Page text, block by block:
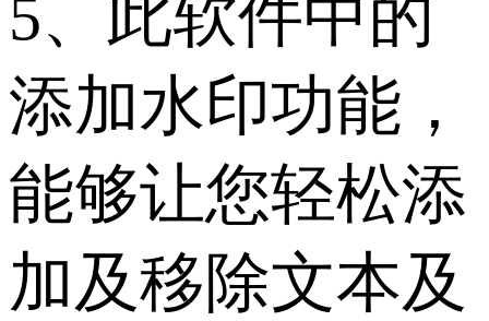
5、此软件中的
添加水印功能，
能够让您轻松添
加及移除文本及